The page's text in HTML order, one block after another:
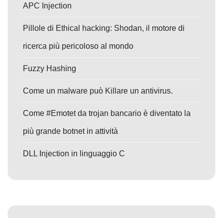
APC Injection
Pillole di Ethical hacking: Shodan, il motore di
ricerca più pericoloso al mondo
Fuzzy Hashing
Come un malware può Killare un antivirus.
Come #Emotet da trojan bancario è diventato la
più grande botnet in attività
DLL Injection in linguaggio C